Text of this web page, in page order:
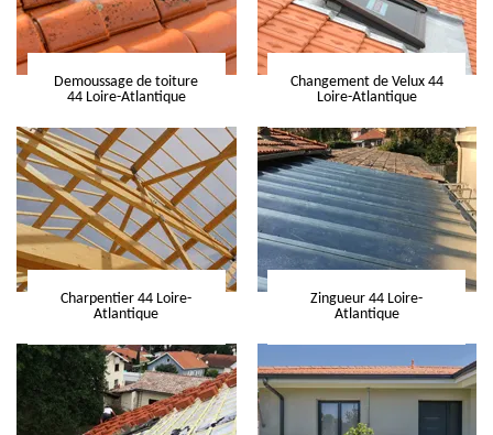
Demoussage de toiture
44 Loire-Atlantique
Changement de Velux 44
Loire-Atlantique
Charpentier 44 Loire-
Atlantique
Zingueur 44 Loire-
Atlantique